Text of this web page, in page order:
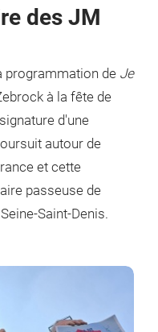
des JM
programmation de Je
à la fête de
d'une
autour de
et cette
passeuse de
Saint-Denis.